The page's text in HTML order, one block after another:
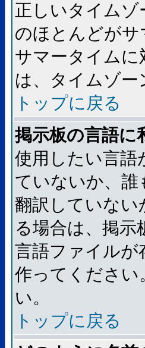
正しいタイムゾ
のほとんどが
サマータイムに
は、タイムゾ
トップに戻る
掲示板の言語に
使用したい言語
ていないか、誰
翻訳していない
る場合は、掲
言語ファイルが
作ってください
い。
トップに戻る